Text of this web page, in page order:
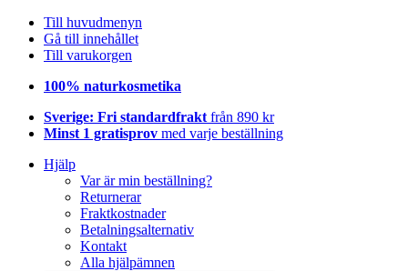
Till huvudmenyn
Gå till innehållet
Till varukorgen
100% naturkosmetika
Sverige: Fri standardfrakt från 890 kr
Minst 1 gratisprov med varje beställning
Hjälp
Var är min beställning?
Returnerar
Fraktkostnader
Betalningsalternativ
Kontakt
Alla hjälpämnen